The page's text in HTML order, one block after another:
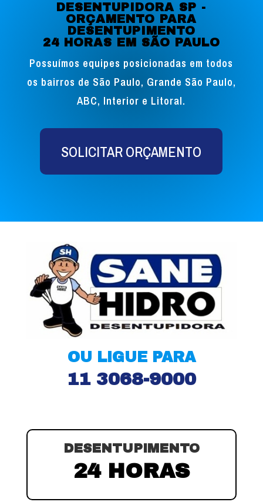
DESENTUPIDORA SP -
ORÇAMENTO PARA
DESENTUPIMENTO
24 HORAS EM SÃO PAULO
Possuímos equipes posicionadas em todos
os bairros de São Paulo, Grande São Paulo,
ABC, Interior e Litoral.
SOLICITAR ORÇAMENTO
OU LIGUE PARA
11 3068-9000
DESENTUPIMENTO
24 HORAS